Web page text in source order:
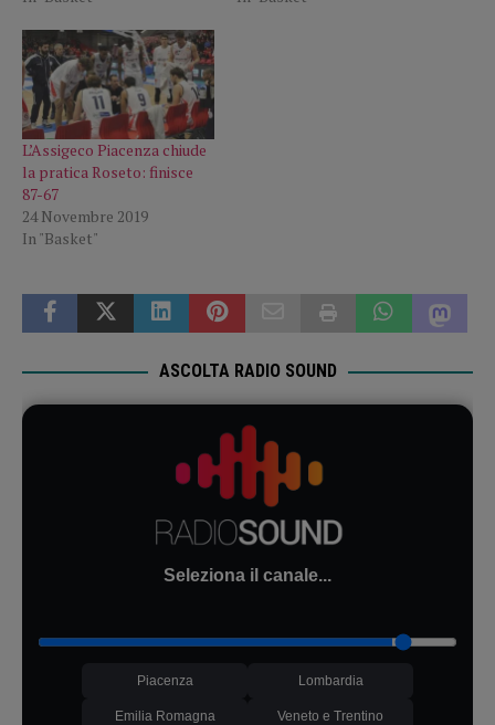
L’Assigeco Piacenza chiude
la pratica Roseto: finisce
87-67
24 Novembre 2019
In "Basket"
ASCOLTA RADIO SOUND
Seleziona il canale...
Piacenza Lombardia
Emilia Romagna Veneto e Trentino